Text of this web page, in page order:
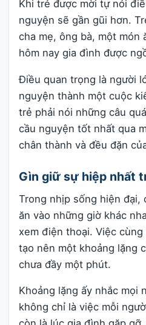
Khi trẻ được mời tự nói
nguyện sẽ gần gũi hơn.
cha mẹ, ông bà, một món
hôm nay gia đình được
Điều quan trọng là người
nguyện thành một cuộc
trẻ phải nói những câu
cầu nguyện tốt nhất qua
chân thành và đều đặn
Gìn giữ sự hiệp nhất
Trong nhịp sống hiện đại,
ăn vào những giờ khác
xem điện thoại. Việc
tạo nên một khoảng lặng
chưa đầy một phút.
Khoảng lặng ấy nhắc mọi
không chỉ là việc mỗi